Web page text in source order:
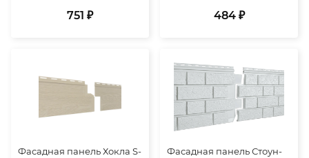
751 ₽ 484 ₽
Фасадная панель Хокла S-
Фасадная панель Стоун-